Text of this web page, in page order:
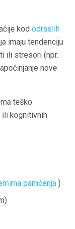
kod odraslih
imaju tendenciju
ili stresori (npr.
nove
teško
ili kognitivnih
pamćenja )